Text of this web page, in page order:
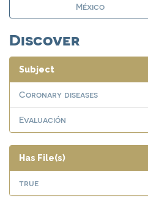
México
Discover
Subject
Coronary diseases
Evaluación
Has File(s)
true